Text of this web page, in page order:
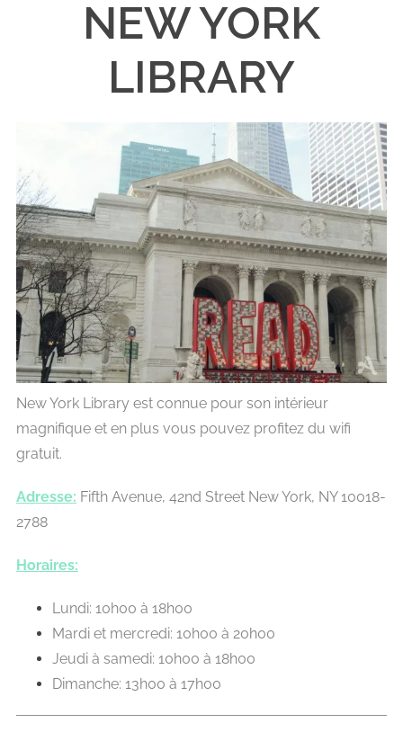
NEW YORK
LIBRARY
New York Library est connue pour son intérieur
magnifique et en plus vous pouvez profitez du wifi
gratuit.
Adresse: Fifth Avenue, 42nd Street New York, NY 10018-
2788
Horaires:
Lundi: 10h00 à 18h00
Mardi et mercredi: 10h00 à 20h00
Jeudi à samedi: 10h00 à 18h00
Dimanche: 13h00 à 17h00